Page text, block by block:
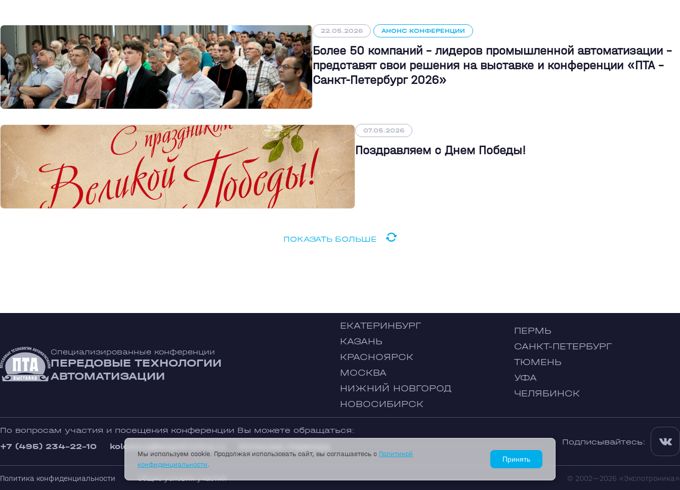
22.05.2026 АНОНС КОНФЕРЕНЦИИ
Более 50 компаний - лидеров промышленной автоматизации -
представят свои решения на выставке и конференции «ПТА –
Санкт-Петербург 2026»
07.05.2026
Поздравляем с Днем Победы!
ПОКАЗАТЬ БОЛЬШЕ
Специализированные конференции
ПЕРЕДОВЫЕ ТЕХНОЛОГИИ
АВТОМАТИЗАЦИИ
ЕКАТЕРИНБУРГ
КАЗАНЬ
КРАСНОЯРСК
МОСКВА
НИЖНИЙ НОВГОРОД
НОВОСИБИРСК
ПЕРМЬ
САНКТ-ПЕТЕРБУРГ
ТЮМЕНЬ
УФА
ЧЕЛЯБИНСК
По вопросам участия и посещения конференции Вы можете обращаться:
+7 (495) 234-22-10
kolosova@expotronica.ru Подписывайтесь:
Политика конфиденциальности Общие условия участия © 2002—2026 «Экспотроника»
Мы используем cookie. Продолжая использовать сайт, вы соглашаетесь с Политикой
конфиденциальности.
Принять